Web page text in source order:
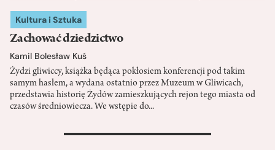
Kultura i Sztuka
Zachować dziedzictwo
Kamil Bolesław Kuś
Żydzi gliwiccy, książka będąca pokłosiem konferencji pod takim
samym hasłem, a wydana ostatnio przez Muzeum w Gliwicach,
przedstawia historię Żydów zamieszkujących rejon tego miasta od
czasów średniowiecza. We wstępie do...
>